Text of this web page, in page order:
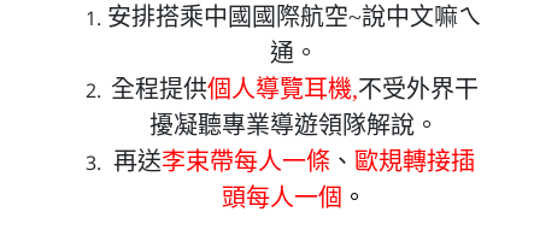
安排搭乘中國國際航空~說中文嘛ㄟ
通。
全程提供個人導覽耳機,不受外界干
擾凝聽專業導遊領隊解說。
再送李束帶每人一條 、 歐規轉接插
頭每人一個 。